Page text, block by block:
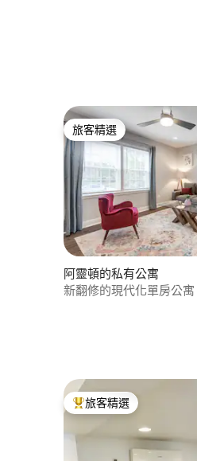
旅客精選
旅客精選
阿靈頓的私有公寓
新翻修的現代化單房公寓
旅客精選榜首
旅客精選